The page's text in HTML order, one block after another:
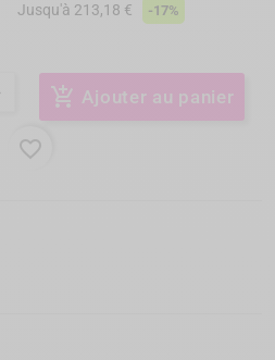
Jusqu'à 213,18 € -17%
add_shopping_cart Ajouter au panier
favorite_border